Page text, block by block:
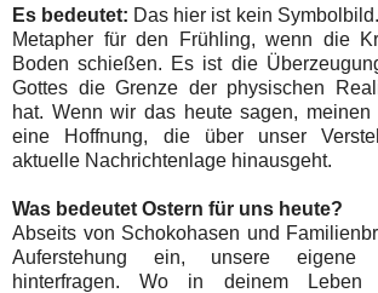
Es bedeutet: Das hier ist kein
Metapher für den Frühling, wenn die
Boden schießen. Es ist die
Gottes die Grenze der physischen
hat. Wenn wir das heute sagen,
eine Hoffnung, die über unser
aktuelle Nachrichtenlage hinausgeht.
Was bedeutet Ostern für uns heute?
Abseits von Schokohasen und
Auferstehung ein, unsere eigene
hinterfragen. Wo in deinem Leben